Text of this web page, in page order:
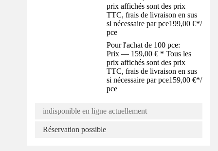
prix affichés sont des prix
TTC, frais de livraison en sus
si nécessaire par pce199,00 €*/
pce
Pour l'achat de 100 pce:
Prix — 159,00 € * Tous les
prix affichés sont des prix
TTC, frais de livraison en sus
si nécessaire par pce159,00 €*/
pce
indisponible en ligne actuellement
Réservation possible